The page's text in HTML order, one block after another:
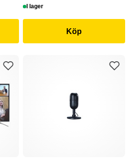
I lager
Köp